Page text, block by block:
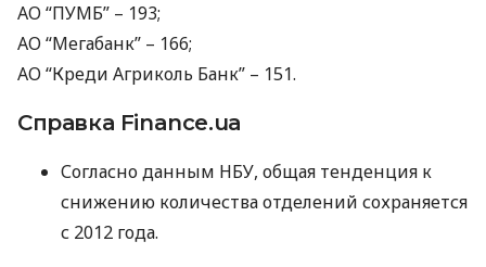
АО “ПУМБ” – 193;
АО “Мегабанк” – 166;
АО “Креди Агриколь Банк” – 151.
Справка Finance.ua
Согласно данным НБУ, общая тенденция к
снижению количества отделений сохраняется
с 2012 года.